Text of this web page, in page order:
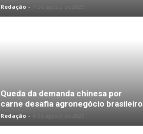
Redação - 7 de agosto de 2026
Queda da demanda chinesa por
carne desafia agronegócio brasileiro
Redação -